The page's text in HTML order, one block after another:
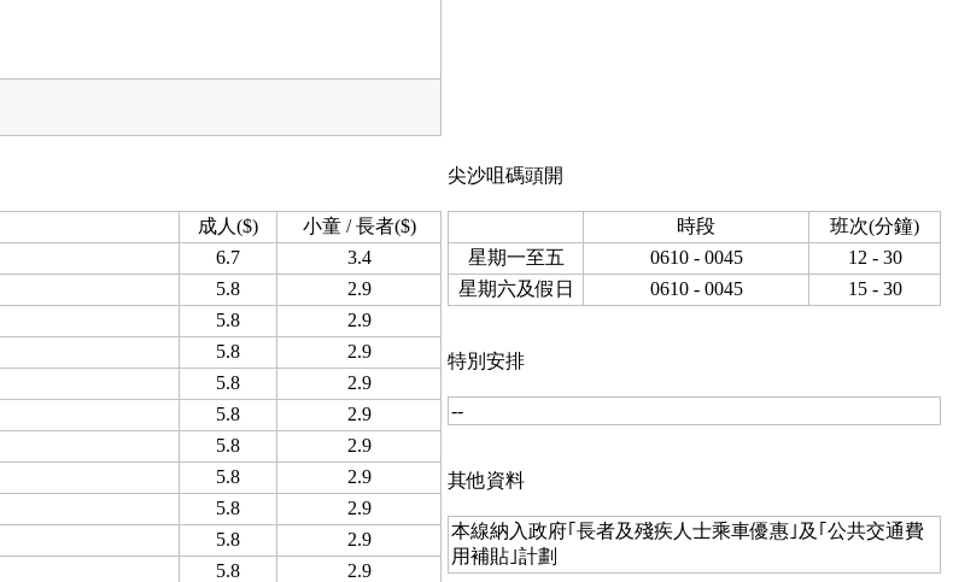
成人($)
小童 / 長者($)
6.7
3.4
5.8
2.9
5.8
2.9
5.8
2.9
5.8
2.9
5.8
2.9
5.8
2.9
5.8
2.9
5.8
2.9
5.8
2.9
5.8
2.9
尖沙咀碼頭開
時段
班次(分鐘)
星期一至五
0610 - 0045
12 - 30
星期六及假日
0610 - 0045 15 - 30
特別安排
--
其他資料
本線納入政府｢長者及殘疾人士乘車優惠｣及｢公共交通費
用補貼｣計劃